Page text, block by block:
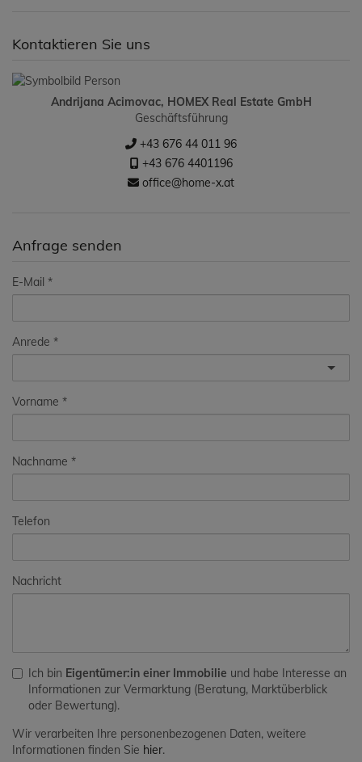
Kontaktieren Sie uns
Andrijana Acimovac, HOMEX Real Estate GmbH
Geschäftsführung
+43 676 44 011 96
+43 676 4401196
office@home-x.at
Anfrage senden
E-Mail
Anrede
Vorname
Nachname
Telefon
Nachricht
Ich bin Eigentümer:in einer Immobilie und habe Interesse an
Informationen zur Vermarktung (Beratung, Marktüberblick
oder Bewertung).
Wir verarbeiten Ihre personenbezogenen Daten, weitere
Informationen finden Sie hier.